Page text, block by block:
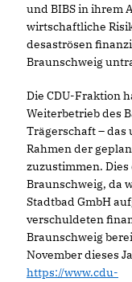
und BIBS in ihrem
wirtschaftliche
desaströsen
Braunschweig
Die CDU-Fraktion
Weiterbetrieb des
Trägerschaft – das
Rahmen der
zuzustimmen. Dies
Braunschweig, da
Stadtbad GmbH
verschuldeten
Braunschweig
November dieses
https://www.cdu-